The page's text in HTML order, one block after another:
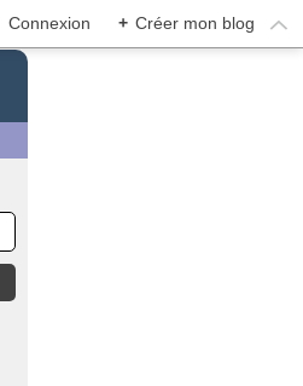
Connexion + Créer mon blog